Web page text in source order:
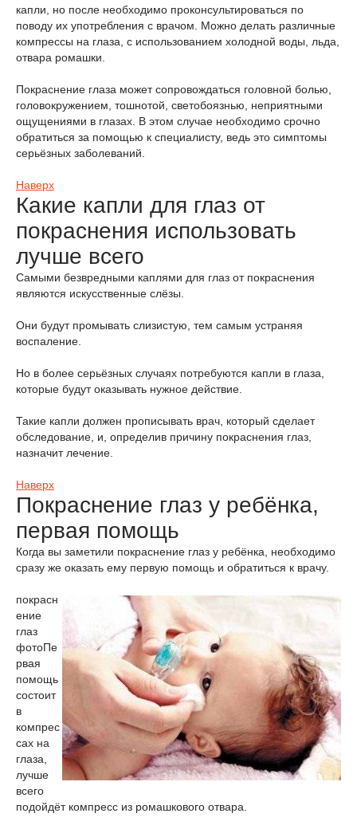
капли, но после необходимо проконсультироваться по
поводу их употребления с врачом. Можно делать различные
компрессы на глаза, с использованием холодной воды, льда,
отвара ромашки.
Покраснение глаза может сопровождаться головной болью,
головокружением, тошнотой, светобоязнью, неприятными
ощущениями в глазах. В этом случае необходимо срочно
обратиться за помощью к специалисту, ведь это симптомы
серьёзных заболеваний.
Наверх
Какие капли для глаз от
покраснения использовать
лучше всего
Самыми безвредными каплями для глаз от покраснения
являются искусственные слёзы.
Они будут промывать слизистую, тем самым устраняя
воспаление.
Но в более серьёзных случаях потребуются капли в глаза,
которые будут оказывать нужное действие.
Такие капли должен прописывать врач, который сделает
обследование, и, определив причину покраснения глаз,
назначит лечение.
Наверх
Покраснение глаз у ребёнка,
первая помощь
Когда вы заметили покраснение глаз у ребёнка, необходимо
сразу же оказать ему первую помощь и обратиться к врачу.
покрасн
ение
глаз
фотоПе
рвая
помощь
состоит
в
компрес
сах на
глаза,
лучше
всего
подойдёт компресс из ромашкового отвара.